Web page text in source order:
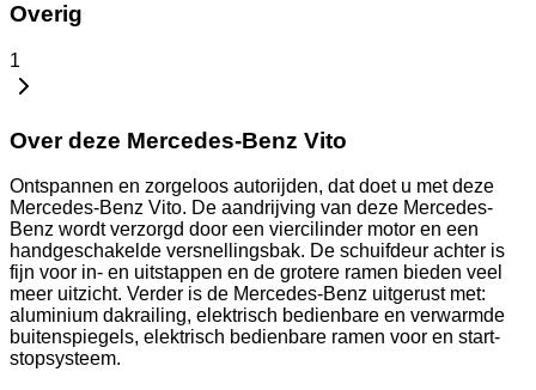
Overig
1
Over deze Mercedes-Benz Vito
Ontspannen en zorgeloos autorijden, dat doet u met deze
Mercedes-Benz Vito. De aandrijving van deze Mercedes-
Benz wordt verzorgd door een viercilinder motor en een
handgeschakelde versnellingsbak. De schuifdeur achter is
fijn voor in- en uitstappen en de grotere ramen bieden veel
meer uitzicht. Verder is de Mercedes-Benz uitgerust met:
aluminium dakrailing, elektrisch bedienbare en verwarmde
buitenspiegels, elektrisch bedienbare ramen voor en start-
stopsysteem.